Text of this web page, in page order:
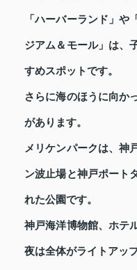
「ハーバーランド」や
ジアム＆モール」は、
すめスポットです。
さらに海のほうに向か
があります。
メリケンパークは、神
ン波止場と神戸ポート
れた公園です。
神戸海洋博物館、ホテ
夜は全体がライトアッ